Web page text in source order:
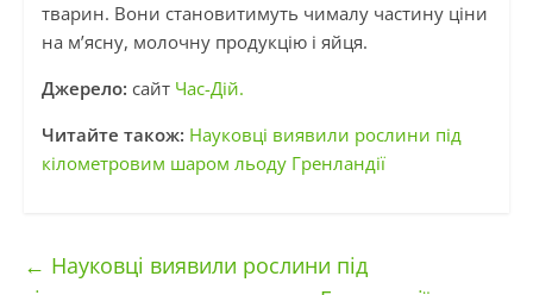
тварин. Вони становитимуть чималу частину ціни
на м’ясну, молочну продукцію і яйця.
Джерело: сайт Час-Дій.
Читайте також: Науковці виявили рослини під
кілометровим шаром льоду Гренландії
← Науковці виявили рослини під